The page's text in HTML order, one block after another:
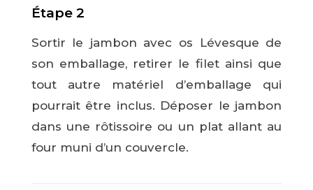
Étape 2
Sortir le jambon avec os Lévesque de
son emballage, retirer le filet ainsi que
tout autre matériel d’emballage qui
pourrait être inclus. Déposer le jambon
dans une rôtissoire ou un plat allant au
four muni d’un couvercle.